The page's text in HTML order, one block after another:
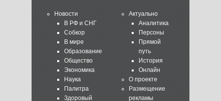
Новости
В РФ и СНГ
Собкор
В мире
Образование
Общество
Экономика
Наука
Палитра
Здоровый
Актуально
Аналитика
Персоны
Прямой
путь
История
Онлайн
О проекте
Размещение
рекламы